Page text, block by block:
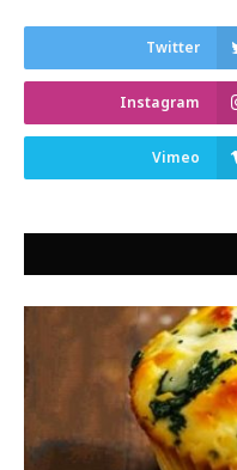
Twitter
Instagram
Vimeo